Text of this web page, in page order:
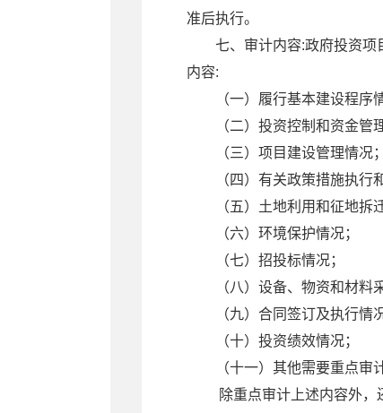
准后执行。
七、审计内容:政府投资
内容:
（一）履行基本建设程序
（二）投资控制和资金管
（三）项目建设管理情况；
（四）有关政策措施执行
（五）土地利用和征地拆
（六）环境保护情况；
（七）招投标情况；
（八）设备、物资和材料
（九）合同签订及执行情
（十）投资绩效情况；
（十一）其他需要重点审
除重点审计上述内容外